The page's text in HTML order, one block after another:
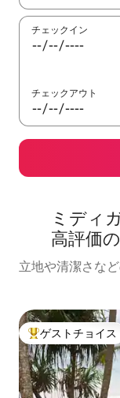
チェックイン
チェックアウト
ミディ
高⁠評⁠価⁠
立地や清潔さな
大好評のゲストチ
ゲストチョイス